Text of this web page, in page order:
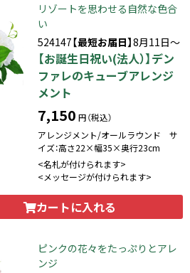
リゾートを思わせる自然な色合
い
524147【最短お届日】8月11日～
【お誕生日祝い(法人）】デン
ファレのキューブアレンジ
メント
7,150 円（税込）
アレンジメント/オールラウンド サ
イズ：高さ22×幅35×奥行23cm
<名札が付けられます>
<メッセージが付けられます>
カートに入れる
ピンクの花々をたっぷりとアレ
ンジ